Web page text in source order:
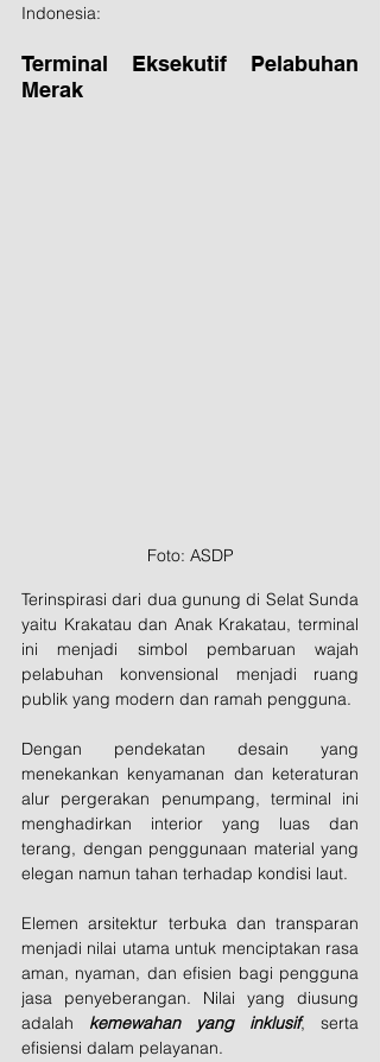
Indonesia:
Terminal Eksekutif Pelabuhan
Merak
Foto: ASDP
Terinspirasi dari dua gunung di Selat Sunda
yaitu Krakatau dan Anak Krakatau, terminal
ini menjadi simbol pembaruan wajah
pelabuhan konvensional menjadi ruang
publik yang modern dan ramah pengguna.
Dengan pendekatan desain yang
menekankan kenyamanan dan keteraturan
alur pergerakan penumpang, terminal ini
menghadirkan interior yang luas dan
terang, dengan penggunaan material yang
elegan namun tahan terhadap kondisi laut.
Elemen arsitektur terbuka dan transparan
menjadi nilai utama untuk menciptakan rasa
aman, nyaman, dan efisien bagi pengguna
jasa penyeberangan. Nilai yang diusung
adalah kemewahan yang inklusif, serta
efisiensi dalam pelayanan.